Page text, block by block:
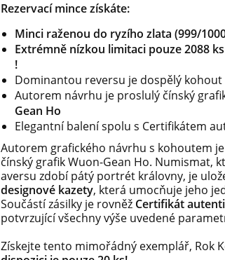
Rezervací mince získáte:
Minci raženou do ryzího zlata (999/
Extrémně nízkou limitaci pouze 2088
!
Dominantou reversu je dospělý
Autorem návrhu je proslulý čínský
Gean Ho
Elegantní balení spolu s Certifikátem
Autorem grafického návrhu s kohoutem
čínský grafik Wuon-Gean Ho. Numismat,
aversu zdobí pátý portrét královny, je
designové kazety, která umocňuje jeho
Součástí zásilky je rovněž Certifikát
potvrzující všechny výše uvedené
Získejte tento mimořádný exemplář, Rok